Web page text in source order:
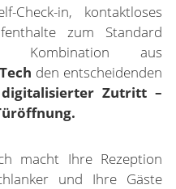
in, kontaktloses
zum Standard
aus
den entscheidenden
Zutritt –
macht Ihre Rezeption
und Ihre Gäste